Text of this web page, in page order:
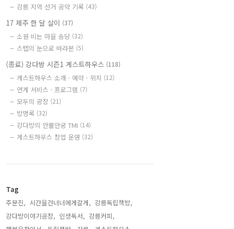
강릉 지역 선거 공약 기록 (43)
17 제주 한 달 살이 (37)
소원 비는 마을 송당 (32)
스텝의 눈으로 바라본 (5)
(종료) 강다방 시즌1 게스트하우스 (118)
게스트하우스 소개 · 예약 · 위치 (12)
연계 서비스 · 프로그램 (7)
모두의 광장 (21)
방명록 (32)
강다방의 안물안궁 TMI (14)
게스트하우스 창업 운영 (32)
Tag
주문진, 시간을건너너에게갈게, 강릉독립책방,
강다방이야기공장, 인생독서, 강릉커피,